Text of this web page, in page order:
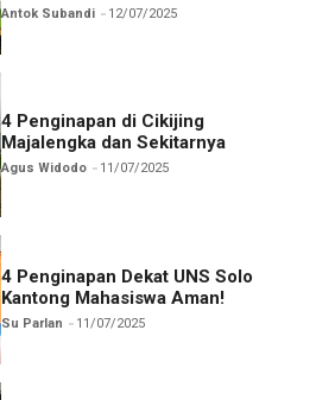
Antok Subandi 12/07/2025
4 Penginapan di Cikijing
Majalengka dan Sekitarnya
Agus Widodo 11/07/2025
4 Penginapan Dekat UNS Solo
Kantong Mahasiswa Aman!
Su Parlan 11/07/2025